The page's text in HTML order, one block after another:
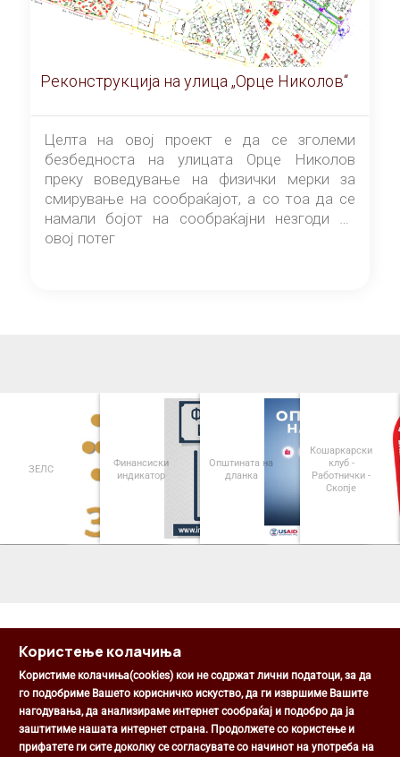
Реконструкција на улица „Орце Николов“
Целта на овој проект е да се зголеми
безбедноста на улицата Орце Николов
преку воведување на физички мерки за
смирување на сообраќајот, а со тоа да се
намали бојот на сообраќајни незгоди на
овој потег
ЗЕЛС
Финансиски
индикатор
Општината на
дланка
Кошаркарски
клуб -
Работнички -
Скопје
Општина Центар
Михаил Цоков бр. 1, Скопје
Користење колачиња
Користиме колачиња(cookies) кои не содржат лични податоци, за да
го подобриме Вашето корисничко искуство, да ги извршиме Вашите
нагодувања, да анализираме интернет сообраќај и подобро да ја
заштитиме нашата интернет страна. Продолжете со користење и
прифатете ги сите доколку се согласувате со начинот на употреба на